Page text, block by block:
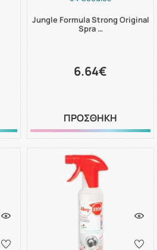
Jungle Formula Strong Original
Spra …
6.64€
ΠΡΟΣΘΗΚΗ